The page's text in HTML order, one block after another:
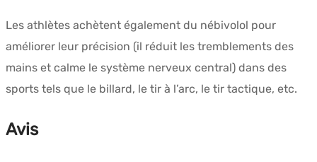
Les athlètes achètent également du nébivolol pour
améliorer leur précision (il réduit les tremblements des
mains et calme le système nerveux central) dans des
sports tels que le billard, le tir à l’arc, le tir tactique, etc.
Avis